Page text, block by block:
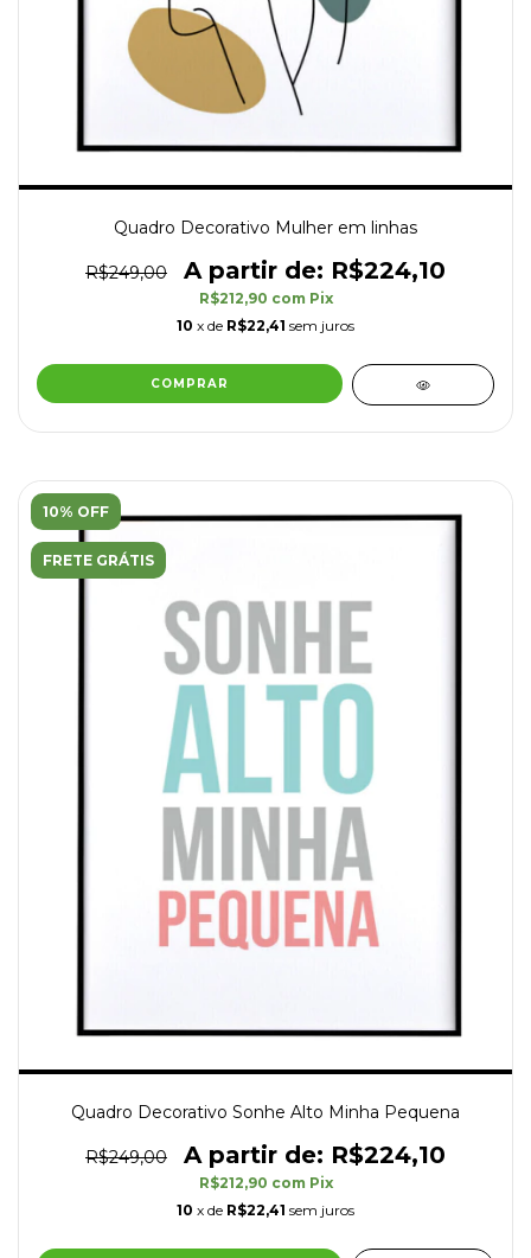
Quadro Decorativo Mulher em linhas
R$249,00 R$224,10
R$212,90 com Pix
10 x de R$22,41 sem juros
COMPRAR
10% OFF
FRETE GRÁTIS
Quadro Decorativo Sonhe Alto Minha Pequena
R$249,00 R$224,10
R$212,90 com Pix
10 x de R$22,41 sem juros